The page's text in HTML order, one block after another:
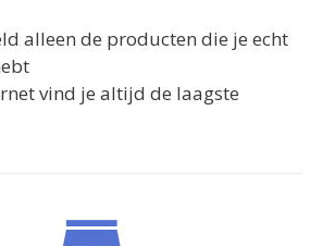
alleen de producten die je echt
vind je altijd de laagste